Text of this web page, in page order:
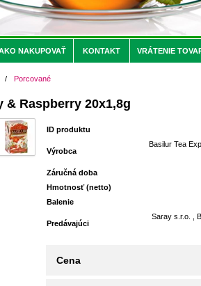
NAKUPOVAŤ KONTAKT VRÁTENIE
/ Porcované
& Raspberry 20x1,8g
ID produktu
Výrobca
Basilur Tea
Záručná doba
Hmotnosť (netto)
Balenie
Predávajúci
Saray s.r.o. ,
Cena